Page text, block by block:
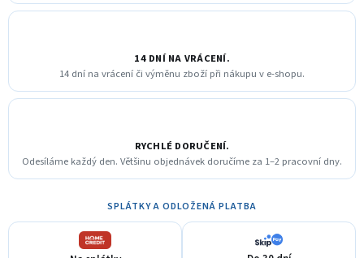
14 DNÍ NA VRÁCENÍ.
14 dní na vrácení či výměnu zboží při nákupu v e-shopu.
RYCHLÉ DORUČENÍ.
Odesíláme každý den. Většinu objednávek doručíme za 1–2 pracovní dny.
SPLÁTKY A ODLOŽENÁ PLATBA